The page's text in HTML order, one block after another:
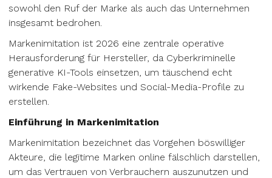
sowohl den Ruf der Marke als auch das Unternehmen
insgesamt bedrohen.
Markenimitation ist 2026 eine zentrale operative
Herausforderung für Hersteller, da Cyberkriminelle
generative KI-Tools einsetzen, um täuschend echt
wirkende Fake-Websites und Social-Media-Profile zu
erstellen.
Einführung in Markenimitation
Markenimitation bezeichnet das Vorgehen böswilliger
Akteure, die legitime Marken online fälschlich darstellen,
um das Vertrauen von Verbrauchern auszunutzen und